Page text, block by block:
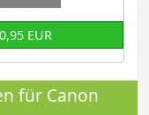
EUR
für Canon